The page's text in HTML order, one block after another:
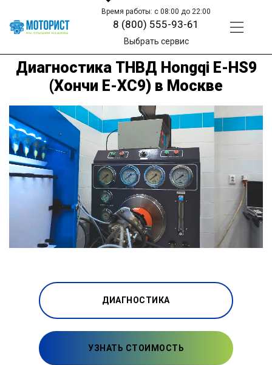
Время работы: с 08:00 до 22:00
8 (800) 555-93-61
Выбрать сервис
Диагностика ТНВД Hongqi E-HS9
(Хончи Е-ХС9) в Москве
ДИАГНОСТИКА
УЗНАТЬ СТОИМОСТЬ